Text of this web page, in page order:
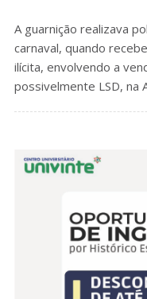
A guarnição realizava
carnaval, quando
ilícita, envolvendo a
possivelmente LSD, na